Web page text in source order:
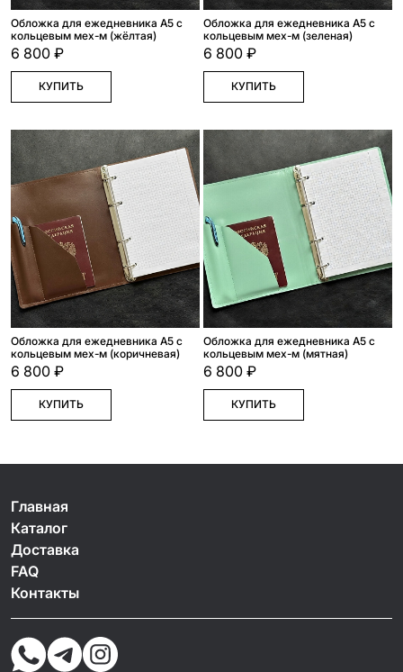
Обложка для ежедневника А5 с
кольцевым мех-м (жёлтая)
6 800 ₽
КУПИТЬ
Обложка для ежедневника А5 с
кольцевым мех-м (зеленая)
6 800 ₽
КУПИТЬ
Обложка для ежедневника А5 с
кольцевым мех-м (коричневая)
6 800 ₽
КУПИТЬ
Обложка для ежедневника А5 с
кольцевым мех-м (мятная)
6 800 ₽
КУПИТЬ
Главная
Каталог
Доставка
FAQ
Контакты